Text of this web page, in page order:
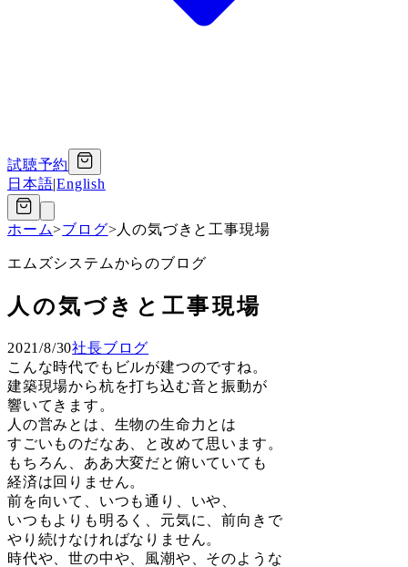
試聴予約
日本語|English
ホーム>ブログ>人の気づきと工事現場
エムズシステムからのブログ
人の気づきと工事現場
2021/8/30社長ブログ
こんな時代でもビルが建つのですね。
建築現場から杭を打ち込む音と振動が
響いてきます。
人の営みとは、生物の生命力とは
すごいものだなあ、と改めて思います。
もちろん、ああ大変だと俯いていても
経済は回りません。
前を向いて、いつも通り、いや、
いつもよりも明るく、元気に、前向きで
やり続けなければなりません。
時代や、世の中や、風潮や、そのような